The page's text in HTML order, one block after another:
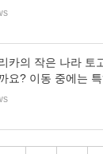
카의 작은 나라 토
요? 이동 중에는